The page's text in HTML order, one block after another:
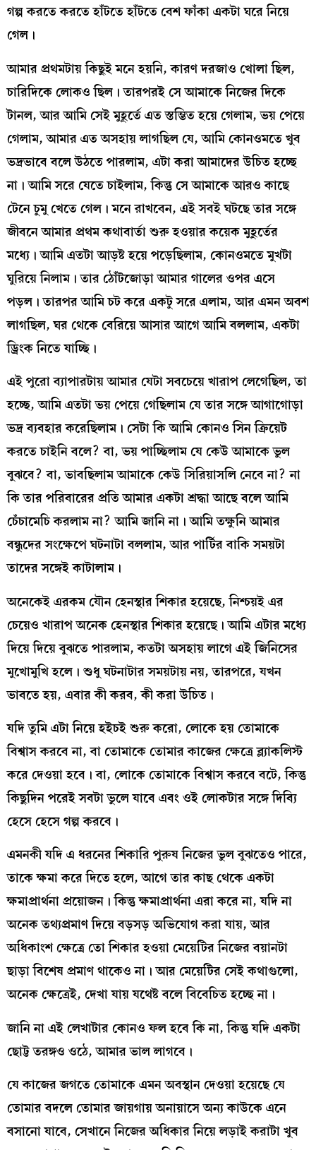
গল্প করতে করতে হাঁটতে হাঁটতে বেশ ফাঁকা একটা ঘরে নিয়ে
গেল।
আমার প্রথমটায় কিছুই মনে হয়নি, কারণ দরজাও খোলা ছিল,
চারিদিকে লোকও ছিল। তারপরই সে আমাকে নিজের দিকে
টানল, আর আমি সেই মুহূর্তে এত স্তম্ভিত হয়ে গেলাম, ভয় পেয়ে
গেলাম, আমার এত অসহায় লাগছিল যে, আমি কোনওমতে খুব
ভদ্রভাবে বলে উঠতে পারলাম, এটা করা আমাদের উচিত হচ্ছে
না। আমি সরে যেতে চাইলাম, কিন্তু সে আমাকে আরও কাছে
টেনে চুমু খেতে গেল। মনে রাখবেন, এই সবই ঘটছে তার সঙ্গে
জীবনে আমার প্রথম কথাবার্তা শুরু হওয়ার কয়েক মুহূর্তের
মধ্যে। আমি এতটা আড়ষ্ট হয়ে পড়েছিলাম, কোনওমতে মুখটা
ঘুরিয়ে নিলাম। তার ঠোঁটজোড়া আমার গালের ওপর এসে
পড়ল। তারপর আমি চট করে একটু সরে এলাম, আর এমন অবশ
লাগছিল, ঘর থেকে বেরিয়ে আসার আগে আমি বললাম, একটা
ড্রিংক নিতে যাচ্ছি।
এই পুরো ব্যাপারটায় আমার যেটা সবচেয়ে খারাপ লেগেছিল, তা
হচ্ছে, আমি এতটা ভয় পেয়ে গেছিলাম যে তার সঙ্গে আগাগোড়া
ভদ্র ব্যবহার করেছিলাম। সেটা কি আমি কোনও সিন ক্রিয়েট
করতে চাইনি বলে? বা, ভয় পাচ্ছিলাম যে কেউ আমাকে ভুল
বুঝবে? বা, ভাবছিলাম আমাকে কেউ সিরিয়াসলি নেবে না? না
কি তার পরিবারের প্রতি আমার একটা শ্রদ্ধা আছে বলে আমি
চেঁচামেচি করলাম না? আমি জানি না। আমি তক্ষুনি আমার
বন্ধুদের সংক্ষেপে ঘটনাটা বললাম, আর পার্টির বাকি সময়টা
তাদের সঙ্গেই কাটালাম।
অনেকেই এরকম যৌন হেনস্থার শিকার হয়েছে, নিশ্চয়ই এর
চেয়েও খারাপ অনেক হেনস্থার শিকার হয়েছে। আমি এটার মধ্যে
দিয়ে দিয়ে বুঝতে পারলাম, কতটা অসহায় লাগে এই জিনিসের
মুখোমুখি হলে। শুধু ঘটনাটার সময়টায় নয়, তারপরে, যখন
ভাবতে হয়, এবার কী করব, কী করা উচিত।
যদি তুমি এটা নিয়ে হইচই শুরু করো, লোকে হয় তোমাকে
বিশ্বাস করবে না, বা তোমাকে তোমার কাজের ক্ষেত্রে ব্ল্যাকলিস্ট
করে দেওয়া হবে। বা, লোকে তোমাকে বিশ্বাস করবে বটে, কিন্তু
কিছুদিন পরেই সবটা ভুলে যাবে এবং ওই লোকটার সঙ্গে দিব্যি
হেসে হেসে গল্প করবে।
এমনকী যদি এ ধরনের শিকারি পুরুষ নিজের ভুল বুঝতেও পারে,
তাকে ক্ষমা করে দিতে হলে, আগে তার কাছ থেকে একটা
ক্ষমাপ্রার্থনা প্রয়োজন। কিন্তু ক্ষমাপ্রার্থনা এরা করে না, যদি না
অনেক তথ্যপ্রমাণ দিয়ে বড়সড় অভিযোগ করা যায়, আর
অধিকাংশ ক্ষেত্রে তো শিকার হওয়া মেয়েটির নিজের বয়ানটা
ছাড়া বিশেষ প্রমাণ থাকেও না। আর মেয়েটির সেই কথাগুলো,
অনেক ক্ষেত্রেই, দেখা যায় যথেষ্ট বলে বিবেচিত হচ্ছে না।
জানি না এই লেখাটার কোনও ফল হবে কি না, কিন্তু যদি একটা
ছোট্ট তরঙ্গও ওঠে, আমার ভাল লাগবে।
যে কাজের জগতে তোমাকে এমন অবস্থান দেওয়া হয়েছে যে
তোমার বদলে তোমার জায়গায় অনায়াসে অন্য কাউকে এনে
বসানো যাবে, সেখানে নিজের অধিকার নিয়ে লড়াই করাটা খুব